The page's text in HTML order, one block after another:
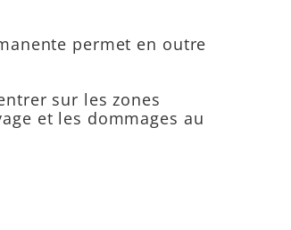
permet en outre
sur les zones
et les dommages au